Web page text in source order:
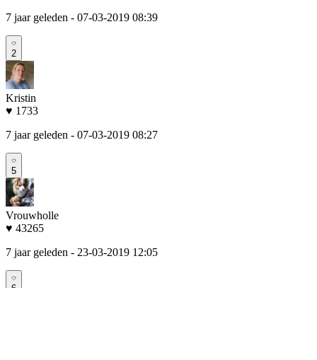
7 jaar geleden - 07-03-2019 08:39
2
Kristin
♥ 1733
7 jaar geleden - 07-03-2019 08:27
5
Vrouwholle
♥ 43265
7 jaar geleden - 23-03-2019 12:05
6